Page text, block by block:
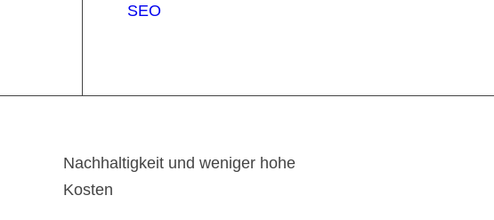
SEO
Nachhaltigkeit und weniger hohe
Kosten